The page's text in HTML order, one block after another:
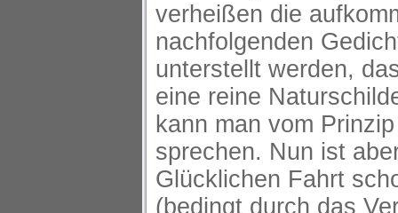
verheißen die
nachfolgenden
unterstellt werden,
eine reine
kann man vom
sprechen. Nun ist
Glücklichen Fahrt
(bedingt durch das